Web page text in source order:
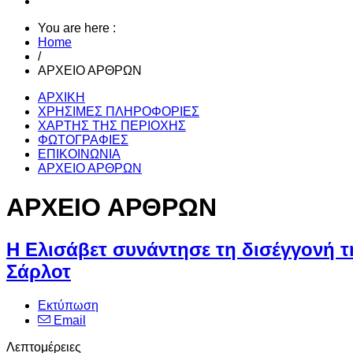
You are here :
Home
/
ΑΡΧΕΙΟ ΑΡΘΡΩΝ
ΑΡΧΙΚΗ
ΧΡΗΣΙΜΕΣ ΠΛΗΡΟΦΟΡΙΕΣ
ΧΑΡΤΗΣ ΤΗΣ ΠΕΡΙΟΧΗΣ
ΦΩΤΟΓΡΑΦΙΕΣ
ΕΠΙΚΟΙΝΩΝΙΑ
ΑΡΧΕΙΟ ΑΡΘΡΩΝ
ΑΡΧΕΙΟ ΑΡΘΡΩΝ
Η Ελισάβετ συνάντησε τη δισέγγονή
Σάρλοτ
Εκτύπωση
Email
Λεπτομέρειες